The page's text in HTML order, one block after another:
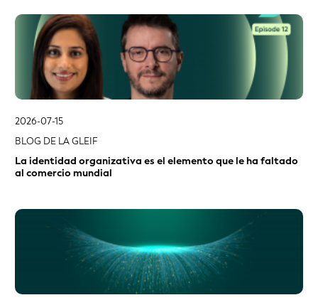
2026-07-15
BLOG DE LA GLEIF
La identidad organizativa es el elemento que le ha faltado
al comercio mundial